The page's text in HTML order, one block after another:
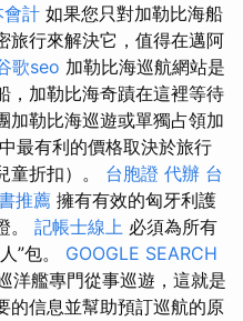
會計 如果您只對加勒比海船
旅行來解決它，值得在邁阿
歌seo 加勒比海巡航網站是
，加勒比海奇蹟在這裡等待
加勒比海巡遊或單獨占領加
最有利的價格取決於旅行
童折扣）。 台胞證 代辦 台
推薦 擁有有效的匈牙利護
。 記帳士線上 必須為所有
”包。 GOOGLE SEARCH
洋艦專門從事巡遊，這就是
的信息並幫助預訂巡航的原